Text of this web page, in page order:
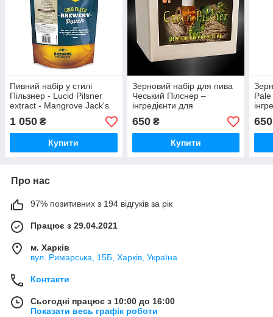
Пивний набір у стилі
Пільзнер - Lucid Pilsner
extract - Mangrove Jack's
1 050 ₴
Купити
Зерновий набір для пива
Чеський Пілснер –
інгредієнти для
приготування 20 літрів
Czech Pilsner
650₴
Купити
Pale
650
Про нас
97% позитивних з 194 відгуків за рік
Працює з 29.04.2021
м. Харків
вул. Римарська, 15Б, Харків, Україна
Контакти
Сьогодні працює з 10:00 до 16:00
Показати весь графік роботи